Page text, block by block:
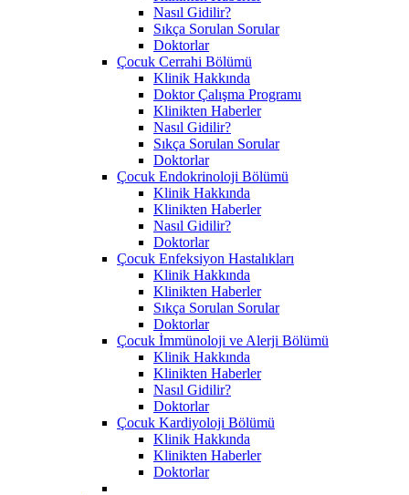
Nasıl Gidilir?
Sıkça Sorulan Sorular
Doktorlar
Çocuk Cerrahi Bölümü
Klinik Hakkında
Doktor Çalışma Programı
Klinikten Haberler
Nasıl Gidilir?
Sıkça Sorulan Sorular
Doktorlar
Çocuk Endokrinoloji Bölümü
Klinik Hakkında
Klinikten Haberler
Nasıl Gidilir?
Doktorlar
Çocuk Enfeksiyon Hastalıkları
Klinik Hakkında
Klinikten Haberler
Sıkça Sorulan Sorular
Doktorlar
Çocuk İmmünoloji ve Alerji Bölümü
Klinik Hakkında
Klinikten Haberler
Nasıl Gidilir?
Doktorlar
Çocuk Kardiyoloji Bölümü
Klinik Hakkında
Klinikten Haberler
Doktorlar